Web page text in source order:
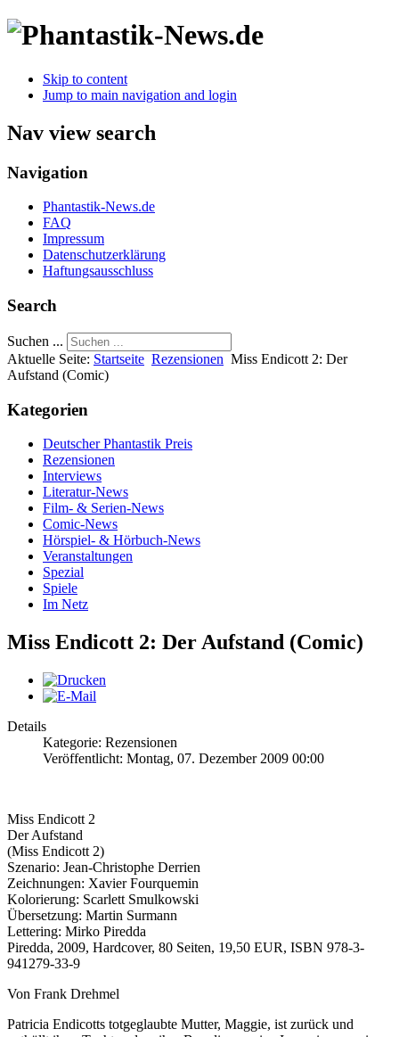
Skip to content
Jump to main navigation and login
Nav view search
Navigation
Phantastik-News.de
FAQ
Impressum
Datenschutzerklärung
Haftungsausschluss
Search
Suchen ...
Aktuelle Seite: Startseite Rezensionen Miss Endicott 2: Der
Aufstand (Comic)
Kategorien
Deutscher Phantastik Preis
Rezensionen
Interviews
Literatur-News
Film- & Serien-News
Comic-News
Hörspiel- & Hörbuch-News
Veranstaltungen
Spezial
Spiele
Im Netz
Miss Endicott 2: Der Aufstand (Comic)
Details
Kategorie: Rezensionen
Veröffentlicht: Montag, 07. Dezember 2009 00:00
Miss Endicott 2
Der Aufstand
(Miss Endicott 2)
Szenario: Jean-Christophe Derrien
Zeichnungen: Xavier Fourquemin
Kolorierung: Scarlett Smulkowski
Übersetzung: Martin Surmann
Lettering: Mirko Piredda
Piredda, 2009, Hardcover, 80 Seiten, 19,50 EUR, ISBN 978-3-
941279-33-9
Von Frank Drehmel
Patricia Endicotts totgeglaubte Mutter, Maggie, ist zurück und